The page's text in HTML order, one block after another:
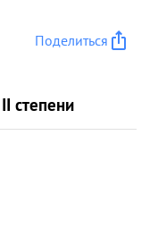
Поделиться
степени